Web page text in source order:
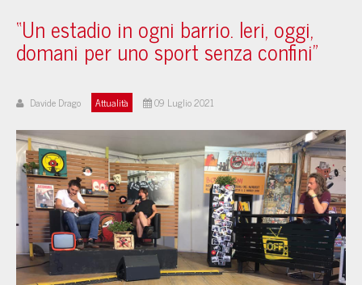
“Un estadio in ogni barrio. Ieri, oggi,
domani per uno sport senza confini”
Davide Drago Attualità 09 Luglio 2021